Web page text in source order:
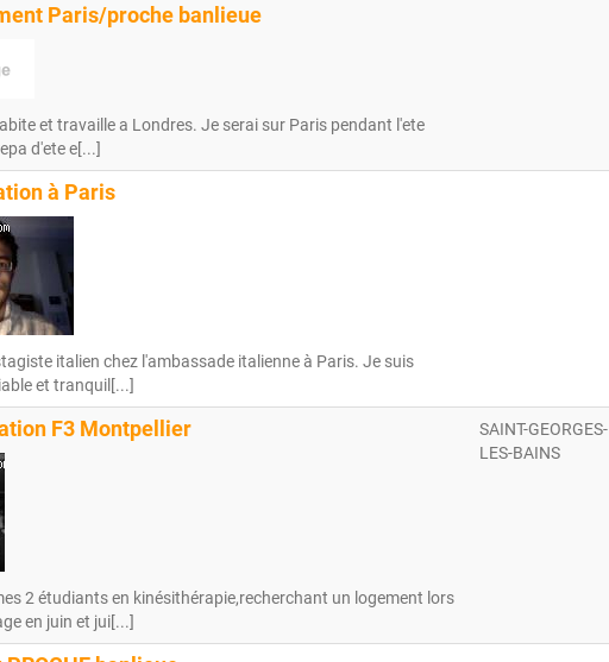
Paris/proche banlieue
et travaille a Londres. Je serai sur Paris pendant l'ete
d'ete e[...]
à Paris
italien chez l'ambassade italienne à Paris. Je suis
et tranquil[...]
F3 Montpellier
2 étudiants en kinésithérapie,recherchant un logement lors
en juin et jui[...]
SAINT-GEORGES-
LES-BAINS